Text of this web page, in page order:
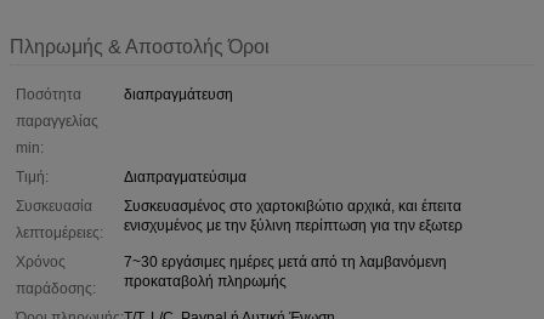
Πληρωμής & Αποστολής Όροι
Ποσότητα
παραγγελίας
min:
διαπραγμάτευση
Τιμή:
Διαπραγματεύσιμα
Συσκευασία
λεπτομέρειες:
Συσκευασμένος στο χαρτοκιβώτιο αρχικά, και έπειτα
ενισχυμένος με την ξύλινη περίπτωση για την εξωτερ
Χρόνος
παράδοσης:
7~30 εργάσιμες ημέρες μετά από τη λαμβανόμενη
προκαταβολή πληρωμής